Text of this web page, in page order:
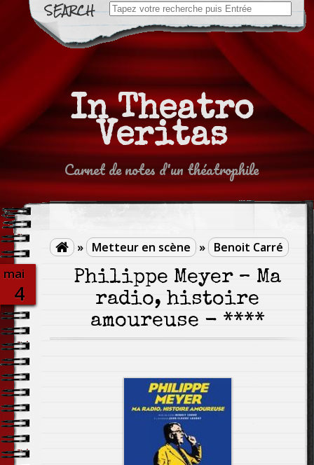
Search
for:
In Theatro
Veritas
Carnet de notes d'un théatrophile
 » Metteur en scène » Benoit Carré
mai
4
Philippe Meyer – Ma
radio, histoire
amoureuse - ****